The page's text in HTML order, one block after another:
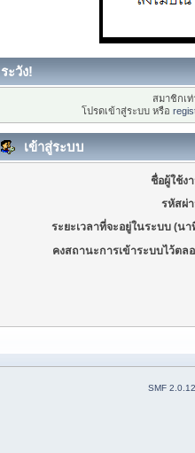
ระวัง!
สมาชิกเ
โปรดเข้าสู่ระบบ หรือ
เข้าสู่ระบบ
ชื่อผู้ใช้ง
รหัสผ่
ระยะเวลาที่จะอยู่ในระบบ (นา
คงสถานะการเข้าระบบไว้ตล
SMF 2.0.12